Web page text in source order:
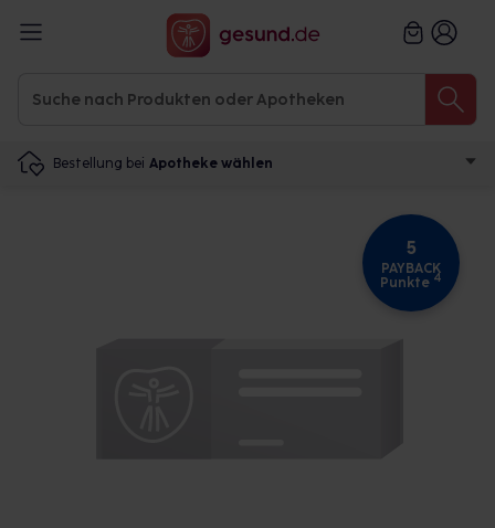
Bestellung bei Apotheke wählen
5
PAYBACK
Punkte 4